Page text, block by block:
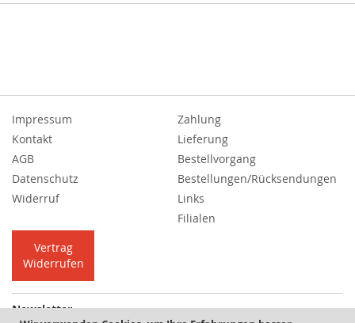
Impressum
Kontakt
AGB
Datenschutz
Widerruf
Vertrag
Widerrufen
Zahlung
Lieferung
Bestellvorgang
Bestellungen/Rücksendungen
Links
Filialen
Newsletter